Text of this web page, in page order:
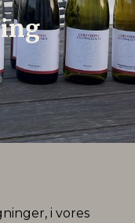
i vores